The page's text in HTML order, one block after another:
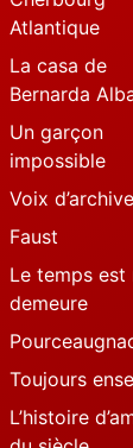
Atlantique
La casa de
Bernarda
Un garçon
impossible
Voix
Faust
Le temps est
demeure
Toujours
L’histoire